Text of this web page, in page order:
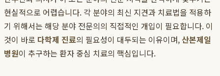
현실적으로 어렵습니다. 각 분야의 최신 지견과 치료법을 적용하
기 위해서는 해당 분야 전문의의 직접적인 개입이 필요합니다. 이
것이 바로 다학제 진료의 필요성이 대두되는 이유이며, 산본제일
병원이 추구하는 환자 중심 치료의 핵심입니다.